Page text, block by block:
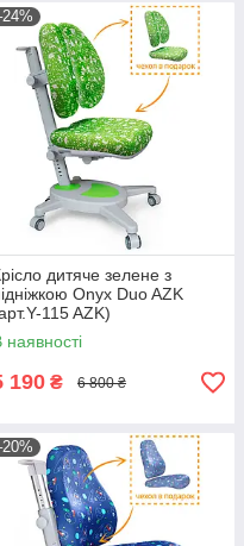
дитяче зелене з
Onyx Duo AZK
115 AZK)
наявності
190 ₴ 6 800 ₴